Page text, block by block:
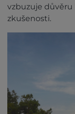
vzbuzuje důvěru
zkušenosti.